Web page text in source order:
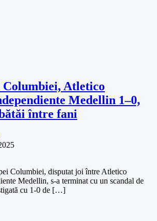
Atletico
Medellin 1–0,
între fani
Columbiei, disputat joi între Atletico
Medellin, s-a terminat cu un scandal de
cu 1-0 de […]